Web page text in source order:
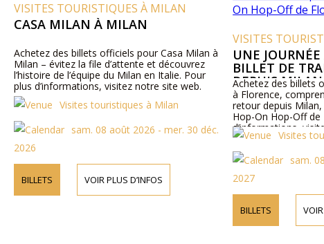
VISITES TOURISTIQUES À MILAN
CASA MILAN À MILAN
Achetez des billets officiels pour Casa Milan à
Milan – évitez la file d’attente et découvrez
l’histoire de l’équipe du Milan en Italie. Pour
plus d’informations, visitez notre site web.
Visites touristiques à Milan
sam. 08 août 2026 - mer. 30 déc.
2026
BILLETS VOIR PLUS D’INFOS
VISITES
UNE
BILLET DE
DEPUIS
HOP-OFF DE
Achetez des billets
à Florence,
retour depuis Milan,
Hop-On Hop-Off de
d’informations,
Visites
sam.
2027
BILLETS